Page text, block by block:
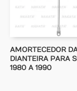
AMORTECEDOR
DIANTEIRA PARA
1980 A 1990